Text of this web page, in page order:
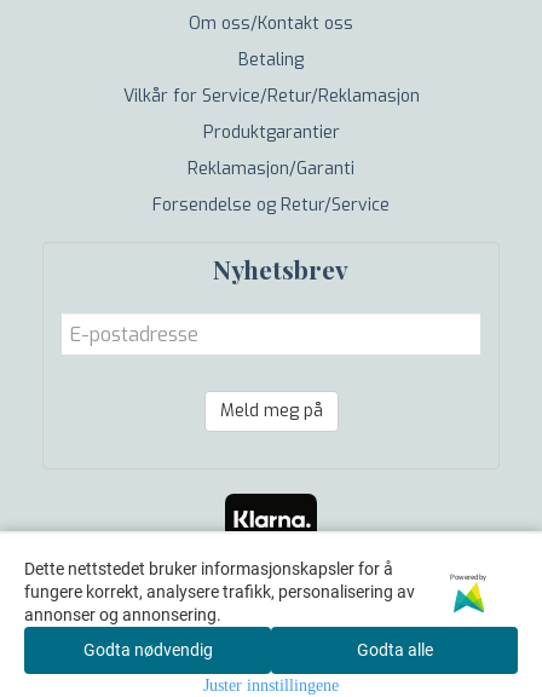
Om oss/Kontakt oss
Betaling
Vilkår for Service/Retur/Reklamasjon
Produktgarantier
Reklamasjon/Garanti
Forsendelse og Retur/Service
Nyhetsbrev
Meld meg på
Dette nettstedet bruker informasjonskapsler for å
fungere korrekt, analysere trafikk, personalisering av
annonser og annonsering.
Powered by
Godta nødvendig Godta alle
Juster innstillingene